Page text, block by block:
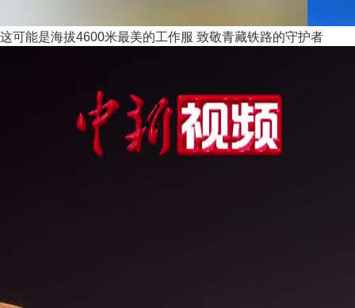
这可能是海拔4600米最美的工作服 致敬青藏铁路的守护者